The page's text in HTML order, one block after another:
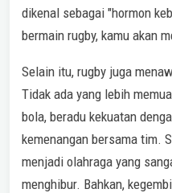
dikenal sebagai "hormon
bermain rugby, kamu akan
Selain itu, rugby juga
Tidak ada yang lebih
bola, beradu kekuatan
kemenangan bersama tim.
menjadi olahraga yang
menghibur. Bahkan,